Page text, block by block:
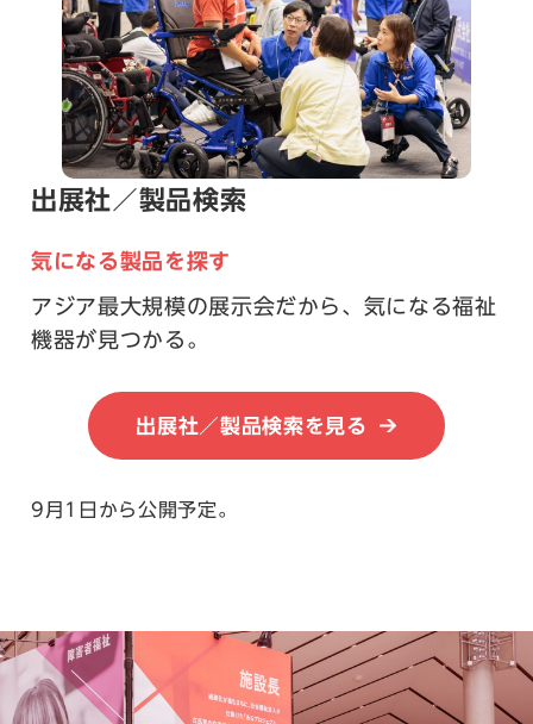
出展社／製品検索
気になる製品を探す
アジア最大規模の展示会だから、気になる福祉
機器が見つかる。
出展社／製品検索を見る
9月1日から公開予定。